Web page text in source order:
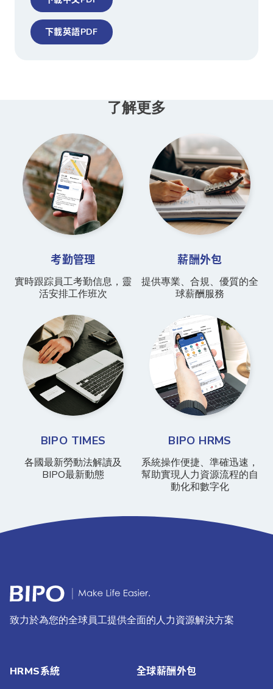
下載英語PDF
了解更多
考勤管理
實時跟踪員工考勤信息，靈
活安排工作班次
薪酬外包
提供專業、合規、優質的全
球薪酬服務
BIPO TIMES
各國最新勞動法解讀及
BIPO最新動態
BIPO HRMS
系統操作便捷、準確迅速，
幫助實現人力資源流程的自
動化和數字化
致力於為您的全球員工提供全面的人力資源解決方案
HRMS系統 全球薪酬外包